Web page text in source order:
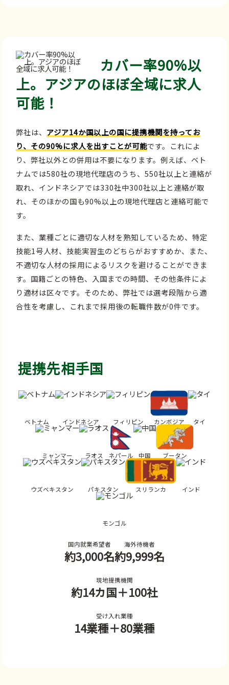
カバー率90%以
上。アジアのほぼ全域に求人
可能！
弊社は、 アジア14か国以上の国に提携機関を持ってお
り、その90%に求人を出すことが可能です。これによ
り、弊社以外との併用は不要になります。例えば、ベト
ナムでは580社の現地代理店のうち、550社以上と連絡が
取れ、インドネシアでは330社中300社以上と連絡が取
れ、そのほかの国も90%以上の現地代理店と連絡可能で
す。
また、業種ごとに適切な人材を熟知しているため、特定
技能1号人材、技能実習生のどちらがおすすめか、また、
不適切な人材の採用によるリスクを避けることができま
す。国籍ごとの特色、入国までの時間、その他条件によ
り適材は区々です。そのため、弊社では選考段階から適
合性を考慮し、これまで採用後の転職件数が0件です。
提携先相手国
ベトナム インドネシア フィリピン カンボジア タイ
ミャンマー ラオス ネパール 中国 ブータン
ウズベキスタン パキスタン スリランカ インド
モンゴル
国内就業希望者
約3,000名
海外待機者
約9,999名
現地提携機関
約14カ国＋100社
受け入れ業種
14業種＋80業種